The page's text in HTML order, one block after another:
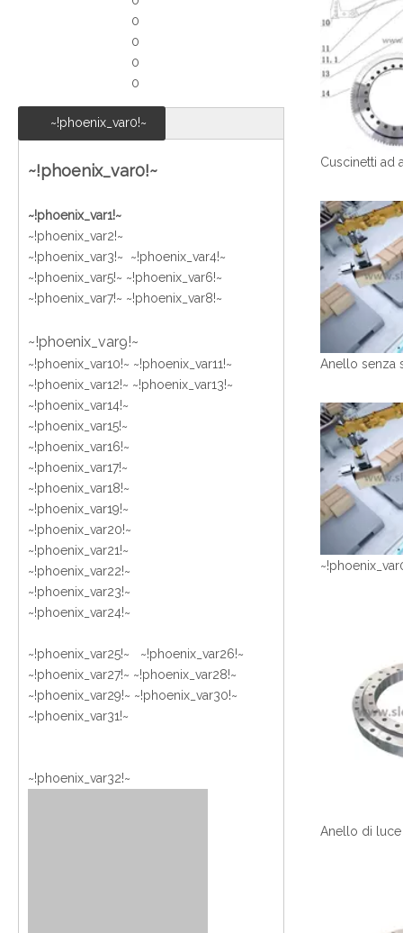
0
0
0
0
~!phoenix_var0!~
~!phoenix_var0!~
~!phoenix_var1!~
~!phoenix_var2!~
~!phoenix_var3!~ ~!phoenix_var4!~
~!phoenix_var5!~ ~!phoenix_var6!~
~!phoenix_var7!~ ~!phoenix_var8!~
~!phoenix_var9!~
~!phoenix_var10!~ ~!phoenix_var11!~
~!phoenix_var12!~ ~!phoenix_var13!~
~!phoenix_var14!~
~!phoenix_var15!~
~!phoenix_var16!~
~!phoenix_var17!~
~!phoenix_var18!~
~!phoenix_var19!~
~!phoenix_var20!~
~!phoenix_var21!~
~!phoenix_var22!~
~!phoenix_var23!~
~!phoenix_var24!~
~!phoenix_var25!~ ~!phoenix_var26!~
~!phoenix_var27!~ ~!phoenix_var28!~
~!phoenix_var29!~ ~!phoenix_var30!~
~!phoenix_var31!~
~!phoenix_var32!~